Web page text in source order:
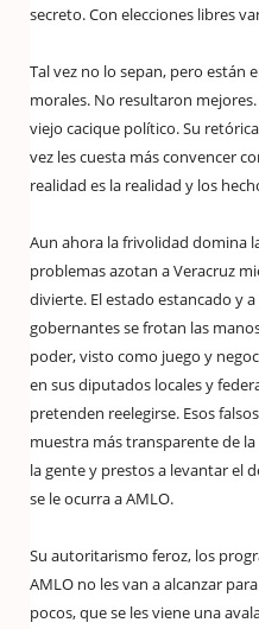
secreto. Con elecciones libres
Tal vez no lo sepan, pero están
morales. No resultaron
viejo cacique político. Su
vez les cuesta más convencer
realidad es la realidad y los
Aun ahora la frivolidad domina
problemas azotan a Veracruz
divierte. El estado estancado y
gobernantes se frotan las
poder, visto como juego y
en sus diputados locales y
pretenden reelegirse. Esos
muestra más transparente de
la gente y prestos a levantar el
se le ocurra a AMLO.
Su autoritarismo feroz, los
AMLO no les van a alcanzar
pocos, que se les viene una